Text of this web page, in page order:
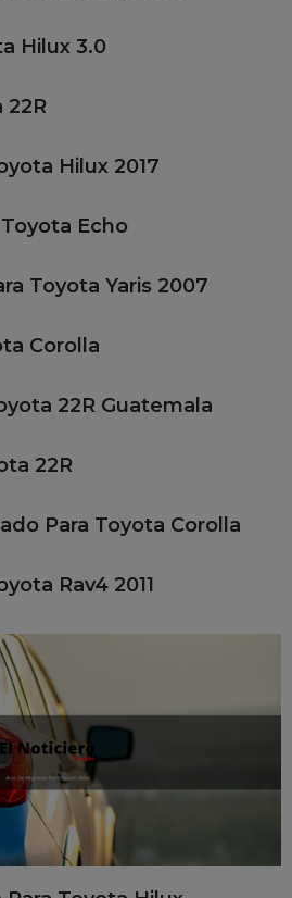
Hilux 3.0
22R
Hilux 2017
Echo
Toyota Yaris 2007
Corolla
22R Guatemala
22R
Para Toyota Corolla
Rav4 2011